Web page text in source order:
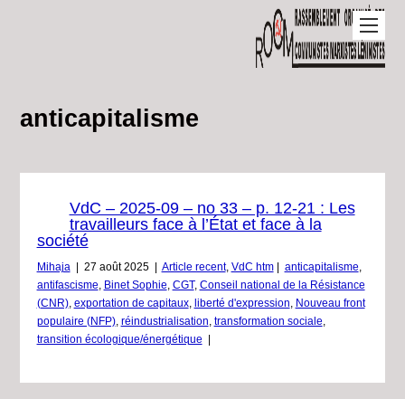
anticapitalisme
VdC – 2025-09 – no 33 – p. 12-21 : Les
travailleurs face à l’État et face à la
société
Mihaja 27 août 2025 Article recent, VdC htm anticapitalisme
antifascisme
Binet Sophie CGT, Conseil national de la Résistance
(CNR), exportation de capitaux, liberté d'expression
Nouveau front
populaire (NFP), réindustrialisation transformation sociale
transition écologique/énergétique